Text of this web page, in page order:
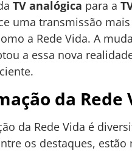
TV analógica para a
uma transmissão
a Rede Vida. A
a essa nova
da Rede
da Rede Vida é
os destaques,